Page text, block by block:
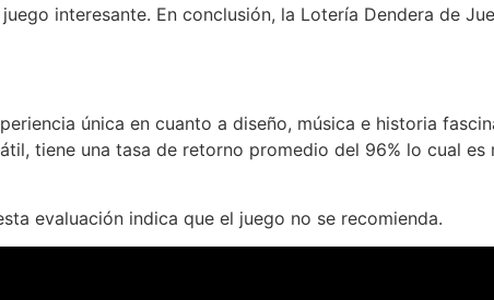
interesante. En conclusión, la Lotería Dendera de
única en cuanto a diseño, música e historia
tiene una tasa de retorno promedio del 96% lo cual
evaluación indica que el juego no se recomienda.